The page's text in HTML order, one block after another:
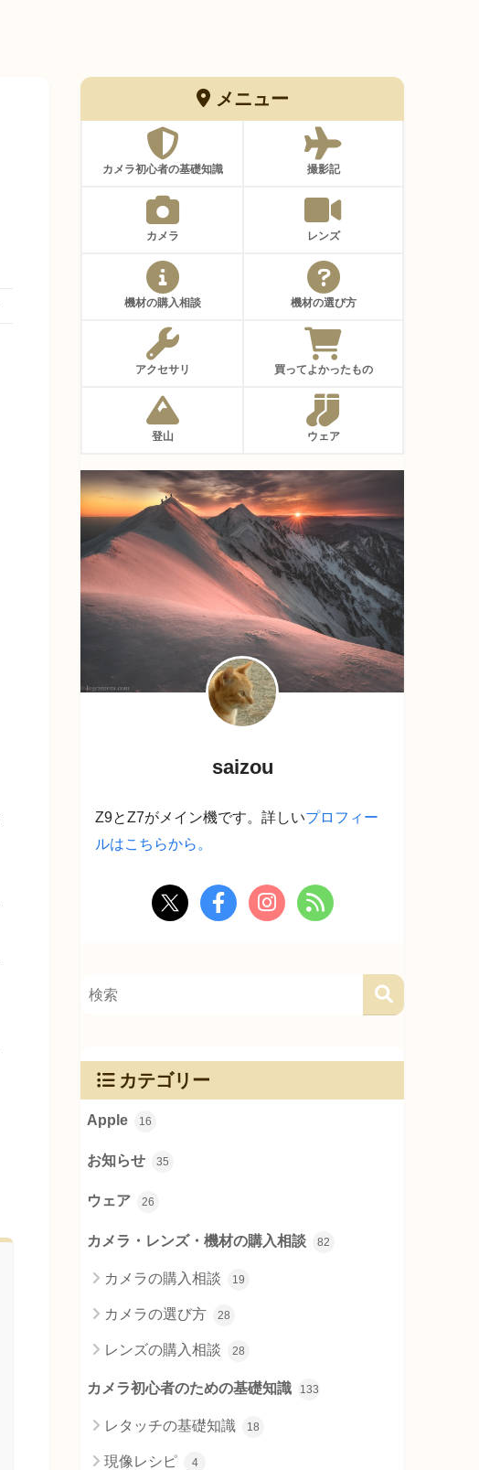
メニュー
カメラ初心者の基礎知識 撮影記
カメラ レンズ
機材の購入相談 機材の選び方
アクセサリ 買ってよかったもの
登山 ウェア
saizou
Z9とZ7がメイン機です。詳しいプロフィー
ルはこちらから。
カテゴリー
Apple 16
お知らせ 35
ウェア 26
カメラ・レンズ・機材の購入相談 82
カメラの購入相談 19
カメラの選び方 28
レンズの購入相談 28
カメラ初心者のための基礎知識 133
レタッチの基礎知識 18
現像レシピ 4